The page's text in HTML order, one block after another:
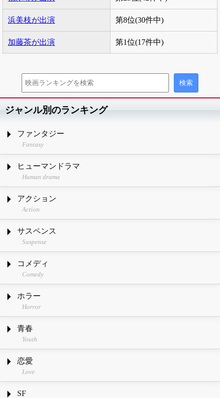
浜美枝が出演 第8位(30件中)
加藤茶が出演 第1位(17件中)
ジャンル別のランキング
ファンタジー
Fantasy
ヒューマンドラマ
Human drama
アクション
Action
サスペンス
Suspense
コメディ
Comedy
ホラー
Horror
青春
Youth
恋愛
Love
SF